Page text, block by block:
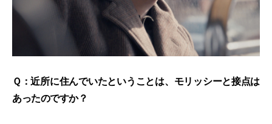
Ｑ：近所に住んでいたということは、モリッシーと接点は
あったのですか？